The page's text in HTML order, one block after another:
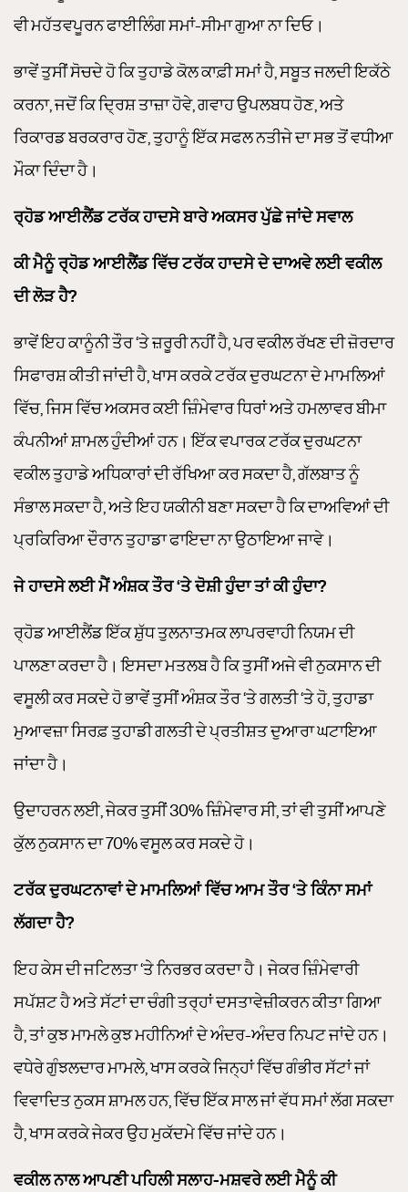
ਵੀ ਮਹੱਤਵਪੂਰਨ ਫਾਈਲਿੰਗ ਸਮਾਂ-ਸੀਮਾ ਗੁਆ ਨਾ ਦਿਓ।
ਭਾਵੇਂ ਤੁਸੀਂ ਸੋਚਦੇ ਹੋ ਕਿ ਤੁਹਾਡੇ ਕੋਲ ਕਾਫ਼ੀ ਸਮਾਂ ਹੈ, ਸਬੂਤ ਜਲਦੀ ਇਕੱਠੇ
ਕਰਨਾ, ਜਦੋਂ ਕਿ ਦ੍ਰਿਸ਼ ਤਾਜ਼ਾ ਹੋਵੇ, ਗਵਾਹ ਉਪਲਬਧ ਹੋਣ, ਅਤੇ
ਰਿਕਾਰਡ ਬਰਕਰਾਰ ਹੋਣ, ਤੁਹਾਨੂੰ ਇੱਕ ਸਫਲ ਨਤੀਜੇ ਦਾ ਸਭ ਤੋਂ ਵਧੀਆ
ਮੌਕਾ ਦਿੰਦਾ ਹੈ।
ਰ੍ਹੋਡ ਆਈਲੈਂਡ ਟਰੱਕ ਹਾਦਸੇ ਬਾਰੇ ਅਕਸਰ ਪੁੱਛੇ ਜਾਂਦੇ ਸਵਾਲ
ਕੀ ਮੈਨੂੰ ਰ੍ਹੋਡ ਆਈਲੈਂਡ ਵਿੱਚ ਟਰੱਕ ਹਾਦਸੇ ਦੇ ਦਾਅਵੇ ਲਈ ਵਕੀਲ
ਦੀ ਲੋੜ ਹੈ?
ਭਾਵੇਂ ਇਹ ਕਾਨੂੰਨੀ ਤੌਰ ‘ਤੇ ਜ਼ਰੂਰੀ ਨਹੀਂ ਹੈ, ਪਰ ਵਕੀਲ ਰੱਖਣ ਦੀ ਜ਼ੋਰਦਾਰ
ਸਿਫਾਰਸ਼ ਕੀਤੀ ਜਾਂਦੀ ਹੈ, ਖਾਸ ਕਰਕੇ ਟਰੱਕ ਦੁਰਘਟਨਾ ਦੇ ਮਾਮਲਿਆਂ
ਵਿੱਚ, ਜਿਸ ਵਿੱਚ ਅਕਸਰ ਕਈ ਜ਼ਿੰਮੇਵਾਰ ਧਿਰਾਂ ਅਤੇ ਹਮਲਾਵਰ ਬੀਮਾ
ਕੰਪਨੀਆਂ ਸ਼ਾਮਲ ਹੁੰਦੀਆਂ ਹਨ। ਇੱਕ ਵਪਾਰਕ ਟਰੱਕ ਦੁਰਘਟਨਾ
ਵਕੀਲ ਤੁਹਾਡੇ ਅਧਿਕਾਰਾਂ ਦੀ ਰੱਖਿਆ ਕਰ ਸਕਦਾ ਹੈ, ਗੱਲਬਾਤ ਨੂੰ
ਸੰਭਾਲ ਸਕਦਾ ਹੈ, ਅਤੇ ਇਹ ਯਕੀਨੀ ਬਣਾ ਸਕਦਾ ਹੈ ਕਿ ਦਾਅਵਿਆਂ ਦੀ
ਪ੍ਰਕਿਰਿਆ ਦੌਰਾਨ ਤੁਹਾਡਾ ਫਾਇਦਾ ਨਾ ਉਠਾਇਆ ਜਾਵੇ।
ਜੇ ਹਾਦਸੇ ਲਈ ਮੈਂ ਅੰਸ਼ਕ ਤੌਰ ‘ਤੇ ਦੋਸ਼ੀ ਹੁੰਦਾ ਤਾਂ ਕੀ ਹੁੰਦਾ?
ਰ੍ਹੋਡ ਆਈਲੈਂਡ ਇੱਕ ਸ਼ੁੱਧ ਤੁਲਨਾਤਮਕ ਲਾਪਰਵਾਹੀ ਨਿਯਮ ਦੀ
ਪਾਲਣਾ ਕਰਦਾ ਹੈ। ਇਸਦਾ ਮਤਲਬ ਹੈ ਕਿ ਤੁਸੀਂ ਅਜੇ ਵੀ ਨੁਕਸਾਨ ਦੀ
ਵਸੂਲੀ ਕਰ ਸਕਦੇ ਹੋ ਭਾਵੇਂ ਤੁਸੀਂ ਅੰਸ਼ਕ ਤੌਰ ‘ਤੇ ਗਲਤੀ ‘ਤੇ ਹੋ, ਤੁਹਾਡਾ
ਮੁਆਵਜ਼ਾ ਸਿਰਫ਼ ਤੁਹਾਡੀ ਗਲਤੀ ਦੇ ਪ੍ਰਤੀਸ਼ਤ ਦੁਆਰਾ ਘਟਾਇਆ
ਜਾਂਦਾ ਹੈ।
ਉਦਾਹਰਨ ਲਈ, ਜੇਕਰ ਤੁਸੀਂ 30% ਜ਼ਿੰਮੇਵਾਰ ਸੀ, ਤਾਂ ਵੀ ਤੁਸੀਂ ਆਪਣੇ
ਕੁੱਲ ਨੁਕਸਾਨ ਦਾ 70% ਵਸੂਲ ਕਰ ਸਕਦੇ ਹੋ।
ਟਰੱਕ ਦੁਰਘਟਨਾਵਾਂ ਦੇ ਮਾਮਲਿਆਂ ਵਿੱਚ ਆਮ ਤੌਰ ‘ਤੇ ਕਿੰਨਾ ਸਮਾਂ
ਲੱਗਦਾ ਹੈ?
ਇਹ ਕੇਸ ਦੀ ਜਟਿਲਤਾ ‘ਤੇ ਨਿਰਭਰ ਕਰਦਾ ਹੈ। ਜੇਕਰ ਜ਼ਿੰਮੇਵਾਰੀ
ਸਪੱਸ਼ਟ ਹੈ ਅਤੇ ਸੱਟਾਂ ਦਾ ਚੰਗੀ ਤਰ੍ਹਾਂ ਦਸਤਾਵੇਜ਼ੀਕਰਨ ਕੀਤਾ ਗਿਆ
ਹੈ, ਤਾਂ ਕੁਝ ਮਾਮਲੇ ਕੁਝ ਮਹੀਨਿਆਂ ਦੇ ਅੰਦਰ-ਅੰਦਰ ਨਿਪਟ ਜਾਂਦੇ ਹਨ।
ਵਧੇਰੇ ਗੁੰਝਲਦਾਰ ਮਾਮਲੇ, ਖਾਸ ਕਰਕੇ ਜਿਨ੍ਹਾਂ ਵਿੱਚ ਗੰਭੀਰ ਸੱਟਾਂ ਜਾਂ
ਵਿਵਾਦਿਤ ਨੁਕਸ ਸ਼ਾਮਲ ਹਨ, ਵਿੱਚ ਇੱਕ ਸਾਲ ਜਾਂ ਵੱਧ ਸਮਾਂ ਲੱਗ ਸਕਦਾ
ਹੈ, ਖਾਸ ਕਰਕੇ ਜੇਕਰ ਉਹ ਮੁਕੱਦਮੇ ਵਿੱਚ ਜਾਂਦੇ ਹਨ।
ਵਕੀਲ ਨਾਲ ਆਪਣੀ ਪਹਿਲੀ ਸਲਾਹ-ਮਸ਼ਵਰੇ ਲਈ ਮੈਨੂੰ ਕੀ